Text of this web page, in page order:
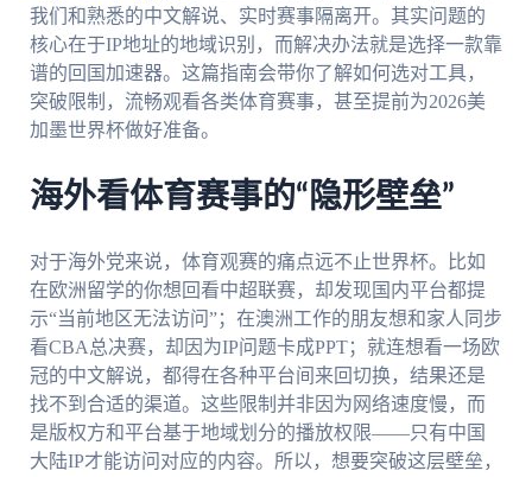
我们和熟悉的中文解说、实时赛事隔离开。其实问题的
核心在于IP地址的地域识别，而解决办法就是选择一款靠
谱的回国加速器。这篇指南会带你了解如何选对工具，
突破限制，流畅观看各类体育赛事，甚至提前为2026美
加墨世界杯做好准备。
海外看体育赛事的“隐形壁垒”
对于海外党来说，体育观赛的痛点远不止世界杯。比如
在欧洲留学的你想回看中超联赛，却发现国内平台都提
示“当前地区无法访问”；在澳洲工作的朋友想和家人同步
看CBA总决赛，却因为IP问题卡成PPT；就连想看一场欧
冠的中文解说，都得在各种平台间来回切换，结果还是
找不到合适的渠道。这些限制并非因为网络速度慢，而
是版权方和平台基于地域划分的播放权限——只有中国
大陆IP才能访问对应的内容。所以，想要突破这层壁垒，